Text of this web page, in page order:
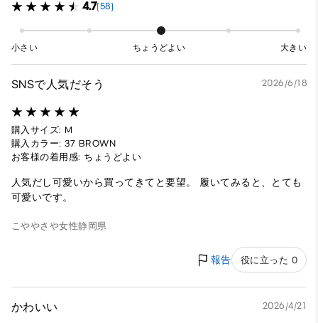
4.7(58)
小さい ちょうどよい 大きい
SNSで人気だそう 2026/6/18
購入サイズ: M
購入カラー: 37 BROWN
お客様の着用感: ちょうどよい
人気だし可愛いから買ってきてと要望。 履いてみると、とても
可愛いです。
こややさや女性静岡県
報告 役に立った 0
かわいい 2026/4/21